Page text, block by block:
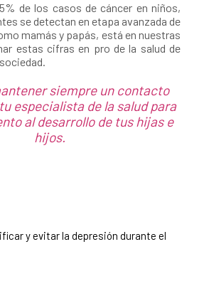
de los casos de cáncer en niños,
se detectan en etapa avanzada de
mamás y papás, está en nuestras
estas cifras en pro de la salud de
siempre un contacto
especialista de la salud para
al desarrollo de tus hijas e
hijos.
y evitar la depresión durante el